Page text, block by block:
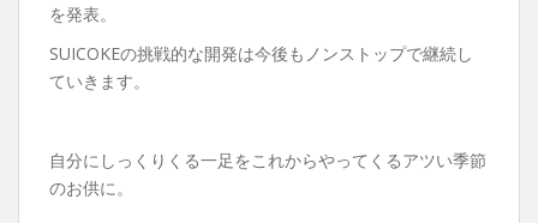
を発表。
SUICOKEの挑戦的な開発は今後もノンストップで継続し
ていきます。
自分にしっくりくる一足をこれからやってくるアツい季節
のお供に。